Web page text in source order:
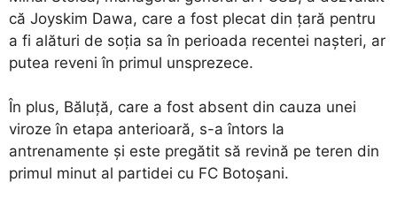
că Joyskim Dawa, care a fost plecat din țară pentru
a fi alături de soția sa în perioada recentei nașteri, ar
putea reveni în primul unsprezece.
În plus, Băluță, care a fost absent din cauza unei
viroze în etapa anterioară, s-a întors la
antrenamente și este pregătit să revină pe teren din
primul minut al partidei cu FC Botoșani.